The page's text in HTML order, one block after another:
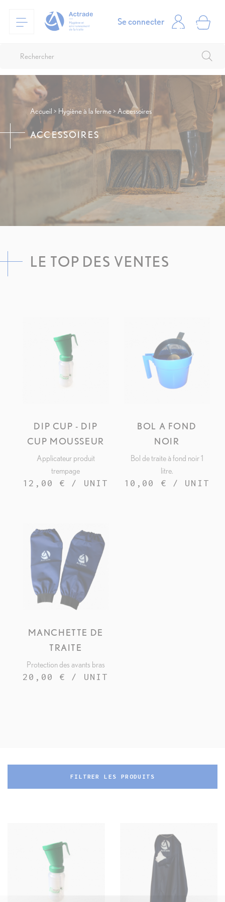
Se connecter
Accueil Hygiène à la ferme Accessoires
ACCESSOIRES
LE TOP DES VENTES
DIP CUP - DIP
CUP MOUSSEUR
Applicateur produit
trempage
12,00 € / UNIT
APERÇU RAPIDE
BOL A FOND
NOIR
Bol de traite à fond noir 1
litre.
10,00 € / UNIT
APERÇU RAPIDE
MANCHETTE DE
TRAITE
Protection des avants bras
20,00 € / UNIT
APERÇU RAPIDE
FILTRER LES PRODUITS